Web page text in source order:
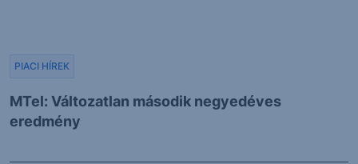
MTel: Változatlan második negyedéves
eredmény
PIACI HÍREK